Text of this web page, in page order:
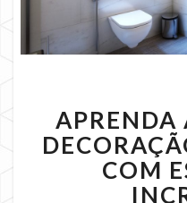
APRENDA
COM